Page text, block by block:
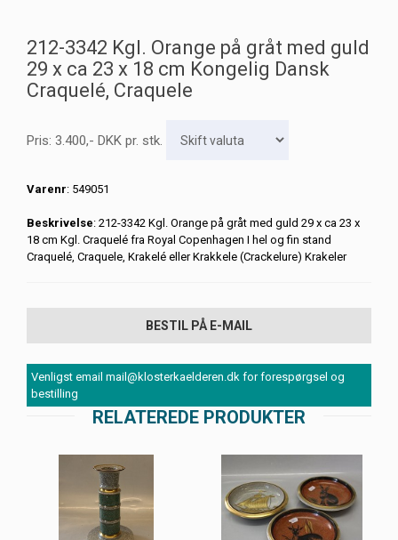
212-3342 Kgl. Orange på gråt med guld
29 x ca 23 x 18 cm Kongelig Dansk
Craquelé, Craquele
Pris: 3.400,- DKK pr. stk.
Varenr: 549051
Beskrivelse: 212-3342 Kgl. Orange på gråt med guld 29 x ca 23 x
18 cm Kgl. Craquelé fra Royal Copenhagen I hel og fin stand
Craquelé, Craquele, Krakelé eller Krakkele (Crackelure) Krakeler
BESTIL PÅ E-MAIL
Venligst email mail@klosterkaelderen.dk for forespørgsel og
bestilling
RELATEREDE PRODUKTER